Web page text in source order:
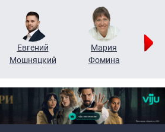
Евгений
Мошняцкий
Мария
Фомина